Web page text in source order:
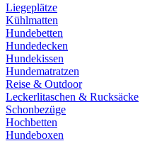
Liegeplätze
Kühlmatten
Hundebetten
Hundedecken
Hundekissen
Hundematratzen
Reise & Outdoor
Leckerlitaschen & Rucksäcke
Schonbezüge
Hochbetten
Hundeboxen